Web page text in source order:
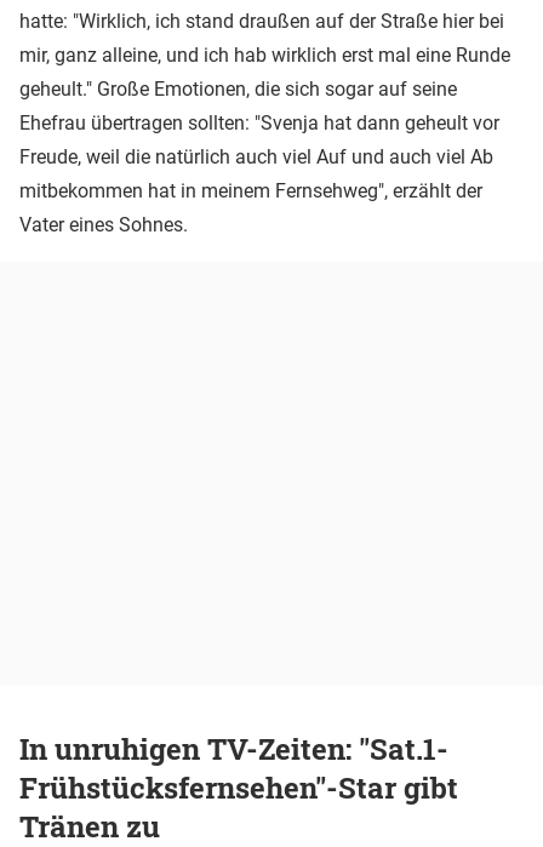
hatte: "Wirklich, ich stand draußen auf der Straße hier bei
mir, ganz alleine, und ich hab wirklich erst mal eine Runde
geheult." Große Emotionen, die sich sogar auf seine
Ehefrau übertragen sollten: "Svenja hat dann geheult vor
Freude, weil die natürlich auch viel Auf und auch viel Ab
mitbekommen hat in meinem Fernsehweg", erzählt der
Vater eines Sohnes.
In unruhigen TV-Zeiten: "Sat.1-
Frühstücksfernsehen"-Star gibt
Tränen zu